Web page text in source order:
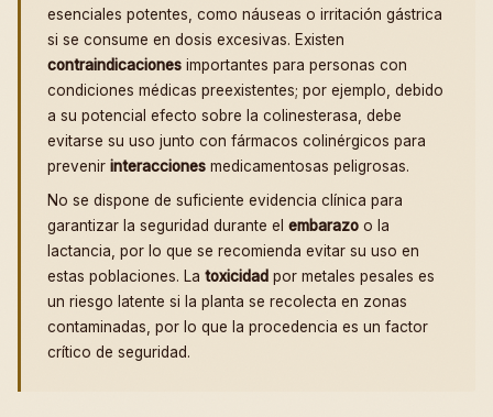
esenciales potentes, como náuseas o irritación gástrica
si se consume en dosis excesivas. Existen
contraindicaciones importantes para personas con
condiciones médicas preexistentes; por ejemplo, debido
a su potencial efecto sobre la colinesterasa, debe
evitarse su uso junto con fármacos colinérgicos para
prevenir interacciones medicamentosas peligrosas.
No se dispone de suficiente evidencia clínica para
garantizar la seguridad durante el embarazo o la
lactancia, por lo que se recomienda evitar su uso en
estas poblaciones. La toxicidad por metales pesales es
un riesgo latente si la planta se recolecta en zonas
contaminadas, por lo que la procedencia es un factor
crítico de seguridad.